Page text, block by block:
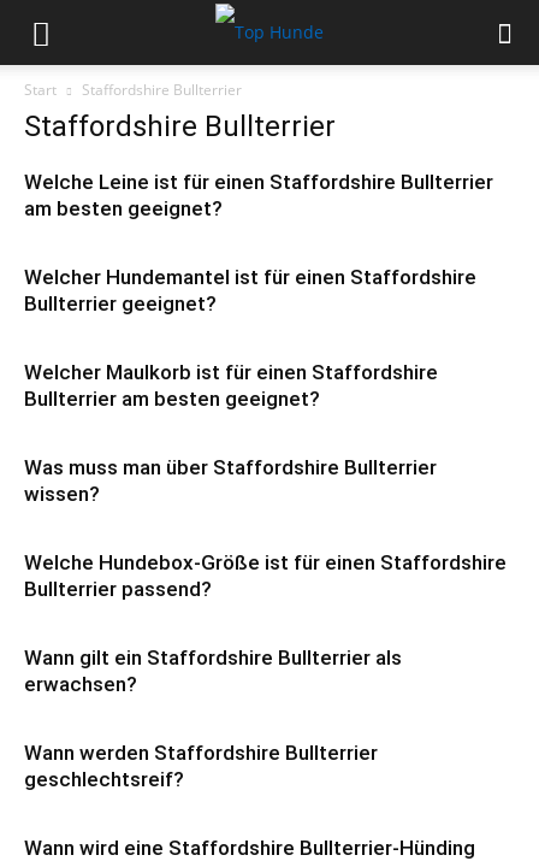
Start Staffordshire Bullterrier
Staffordshire Bullterrier
Welche Leine ist für einen Staffordshire Bullterrier
am besten geeignet?
Welcher Hundemantel ist für einen Staffordshire
Bullterrier geeignet?
Welcher Maulkorb ist für einen Staffordshire
Bullterrier am besten geeignet?
Was muss man über Staffordshire Bullterrier
wissen?
Welche Hundebox-Größe ist für einen Staffordshire
Bullterrier passend?
Wann gilt ein Staffordshire Bullterrier als
erwachsen?
Wann werden Staffordshire Bullterrier
geschlechtsreif?
Wann wird eine Staffordshire Bullterrier-Hünding